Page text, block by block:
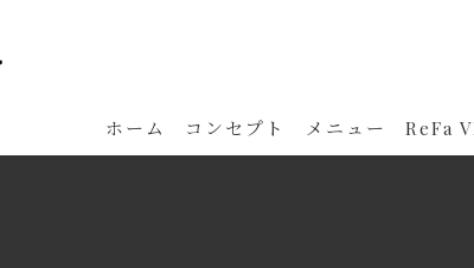
ホーム コンセプト メニュー ReFa